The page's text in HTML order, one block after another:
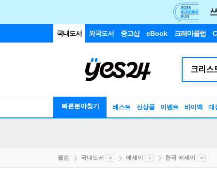
국내도서 외국도서 중고샵 eBook 크레마클럽
빠른분야찾기 베스트 신상품 이벤트 바이백 매
웰컴 국내도서 에세이 한국 에세이